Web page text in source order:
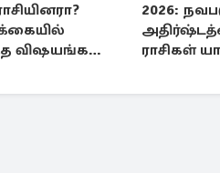
விஷயங்களை
2026:
ராசிகள்